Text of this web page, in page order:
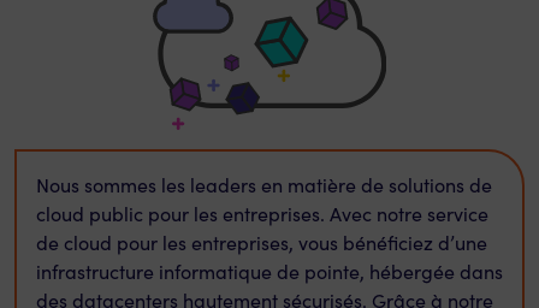
Nous sommes les leaders en matière de solutions de
cloud public pour les entreprises. Avec notre service
de cloud pour les entreprises, vous bénéficiez d’une
infrastructure informatique de pointe, hébergée dans
des datacenters hautement sécurisés. Grâce à notre